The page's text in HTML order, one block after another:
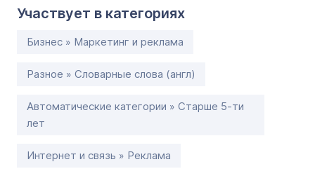
Участвует в категориях
Бизнес » Маркетинг и реклама
Разное » Словарные слова (англ)
Автоматические категории » Старше 5-ти
лет
Интернет и связь » Реклама